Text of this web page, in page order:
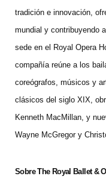
tradición e innovación,
mundial y contribuyendo
sede en el Royal Opera
compañía reúne a los
coreógrafos, músicos y
clásicos del siglo XIX,
Kenneth MacMillan, y
Wayne McGregor y
Sobre The Royal Ballet &